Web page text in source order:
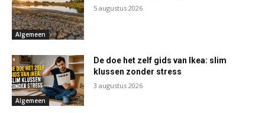
Algemeen
5 augustus 2026
Algemeen
De doe het zelf gids van Ikea: slim
klussen zonder stress
3 augustus 2026